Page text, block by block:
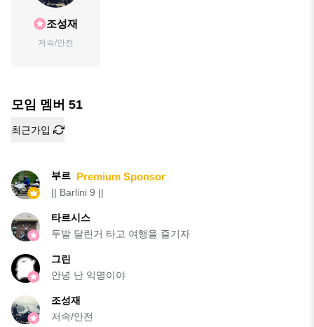
조성재
저속/안전
모임 멤버 51
최근가입
부르 Premium Sponsor
|| Barlini 9 ||
타르시스
두발 달린거 타고 여행을 즐기자
그린
안녕 난 익명이야
조성재
저속/안전